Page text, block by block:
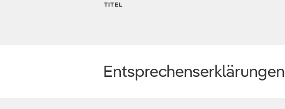
TITEL
Entsprechenserklärungen